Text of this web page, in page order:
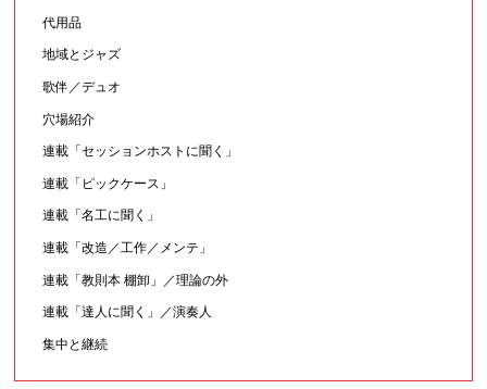
代用品
地域とジャズ
歌伴／デュオ
穴場紹介
連載「セッションホストに聞く」
連載「ピックケース」
連載「名工に聞く」
連載「改造／工作／メンテ」
連載「教則本 棚卸」／理論の外
連載「達人に聞く」／演奏人
集中と継続